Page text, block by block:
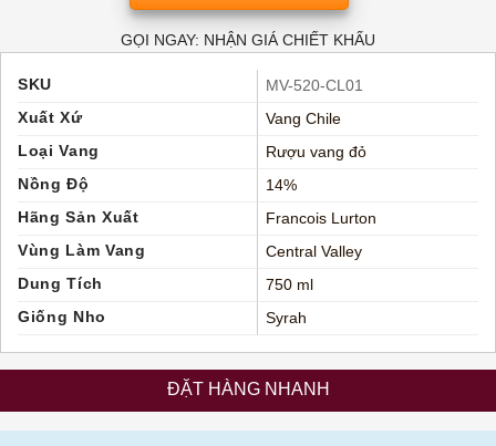
GỌI NGAY: NHẬN GIÁ CHIẾT KHẤU
SKU
MV-520-CL01
Xuất Xứ
Vang Chile
Loại Vang
Rượu vang đỏ
Nồng Độ
14%
Hãng Sản Xuất
Francois Lurton
Vùng Làm Vang
Central Valley
Dung Tích
750 ml
Giống Nho
Syrah
ĐẶT HÀNG NHANH